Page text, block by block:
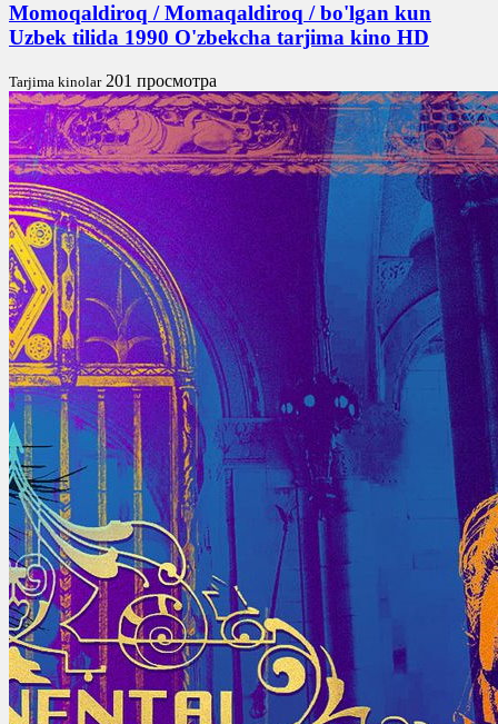
Momoqaldiroq / Momaqaldiroq / bo'lgan kun
Uzbek tilida 1990 O'zbekcha tarjima kino HD
Tarjima kinolar 201 просмотра